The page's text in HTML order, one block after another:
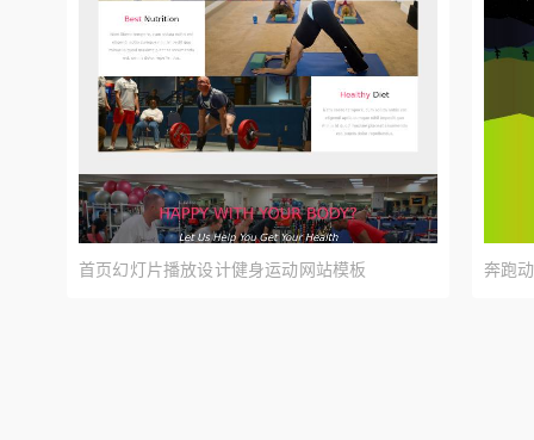
首页幻灯片播放设计健身运动网站模板 奔跑